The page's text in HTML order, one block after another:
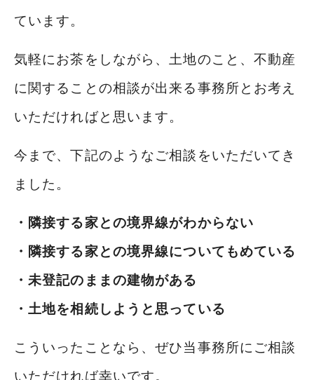
ています。
気軽にお茶をしながら、土地のこと、不動産
に関することの相談が出来る事務所とお考え
いただければと思います。
今まで、下記のようなご相談をいただいてき
ました。
・隣接する家との境界線がわからない
・隣接する家との境界線についてもめている
・未登記のままの建物がある
・土地を相続しようと思っている
こういったことなら、ぜひ当事務所にご相談
いただければ幸いです。